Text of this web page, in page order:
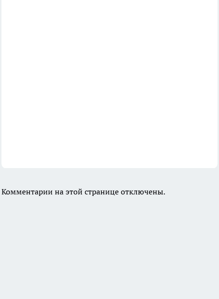
Комментарии на этой странице отключены.